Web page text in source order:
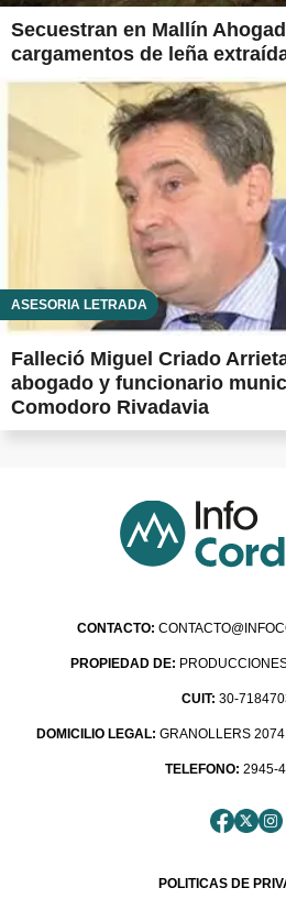
Secuestran en Mallín
cargamentos de leña
ASESORÍA LETRADA
Falleció Miguel Criado
abogado y funcionario
Comodoro Rivadavia
CONTACTO:
PROPIEDAD DE:
CUIT: 30-
DOMICILIO LEGAL: GRANOLLERS
TELEFONO: 2945-
POLITICAS DE